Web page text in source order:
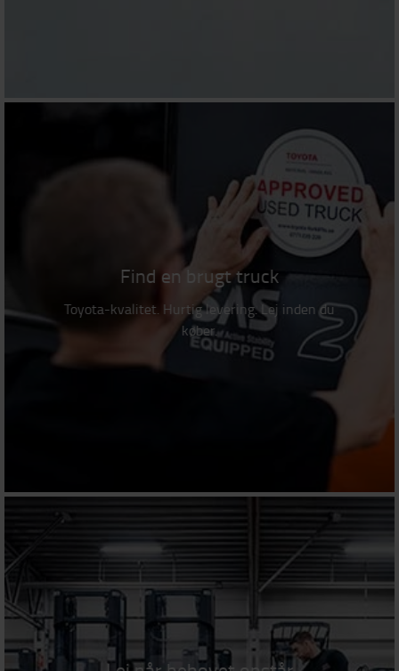
Find en brugt truck
Toyota-kvalitet. Hurtig levering. Lej inden du
køber.